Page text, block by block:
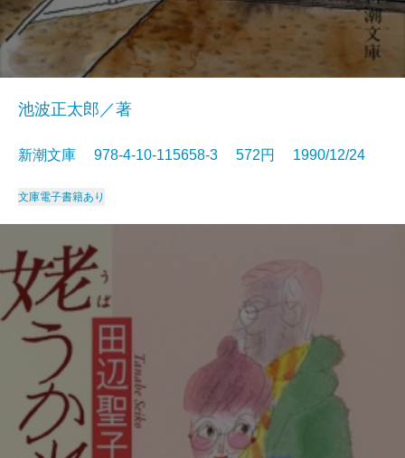
池波正太郎／著
新潮文庫 978-4-10-115658-3 572円 1990/12/24
文庫電子書籍あり